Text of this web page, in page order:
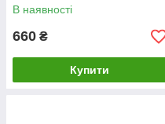
В наявності
660 ₴
Купити